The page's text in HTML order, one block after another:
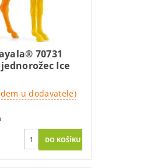
70731
Ice
u dodavatele)